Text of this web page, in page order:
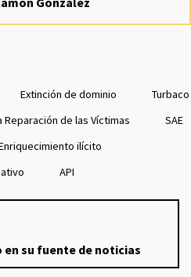
Extinción de dominio
Turbaco
Reparación de las Víctimas
SAE
ilícito
API
en su fuente de noticias